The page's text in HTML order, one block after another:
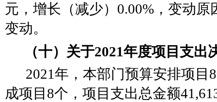
元，增长（减少）0.00%，变动原
变动。
（十）关于2021年度项目支出
2021年， 本部门预算安排项目 8
成项目 8个，项目支出总金额